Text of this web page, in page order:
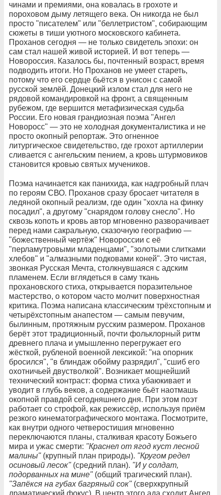
чинами и премиями, она ковалась в грохоте и
пороховом дыму летящего века. Он никогда не был
просто "писателем" или "беллетристом", собирающим
сюжеты в тиши уютного московского кабинета.
Проханов сегодня — не только свидетель эпохи: он
сам стал нашей живой историей. И вот теперь —
Новороссия. Казалось бы, почтенный возраст, время
подводить итоги. Но Проханов не умеет стареть,
потому что его сердце бьётся в унисон с самой
русской землёй. Донецкий излом стал для него не
рядовой командировкой на фронт, а священным
рубежом, где вершится метафизическая судьба
России. Его новая грандиозная поэма "Ангел
Новоросс" — это не холодная документалистика и не
просто окопный репортаж. Это огненное
литургическое свидетельство, где грохот артиллерии
сливается с ангельским пением, а кровь штурмовиков
становится кровью святых мучеников.
Поэма начинается как панихида, как надгробный плач
по героям СВО. Проханов сразу бросает читателя в
ледяной окопный реализм, где один "хохла на финку
посадил", а другому "снарядом голову снесло". Но
сквозь копоть и кровь автор мгновенно разворачивает
перед нами сакральную, сказочную географию —
"божественный чертёж" Новороссии с её
"перламутровыми младенцами", "золотыми слитками
хлебов" и "алмазными подковами коней". Это чистая,
звонкая Русская Мечта, столкнувшаяся с адским
пламенем. Если вглядеться в саму ткань
прохановского стиха, открывается поразительное
мастерство, о котором часто молчит поверхностная
критика. Поэма написана классическим трёхстопным и
четырёхстопным анапестом — самым певучим,
былинным, протяжным русским размером. Проханов
берёт этот традиционный, почти фольклорный ритм
древнего плача и умышленно перегружает его
жёсткой, рубленой военной лексикой: "на опорник
бросился", "в блиндаж обойму разрядил", "сшиб его
охотничьей двустволкой". Возникает мощнейший
технический контраст: форма стиха убаюкивает и
уводит в глубь веков, а содержание бьёт наотмашь
окопной правдой сегодняшнего дня. При этом поэт
работает со строфой, как режиссёр, используя приём
резкого кинематографического монтажа. Посмотрите,
как внутри одного четверостишия мгновенно
переключаются планы, сталкивая красоту Божьего
мира и ужас смерти: "Краснел от ягод куст лесной
малины"(крупный план природы). "Кругом редел
осиновый лесок"(средний план). "И у солдат,
подорванных на мине"(общий трагический план).
"Запёкся на губах багряный сок"(сверхкрупный
драматический фокус). В центр этого ада сходит Ангел